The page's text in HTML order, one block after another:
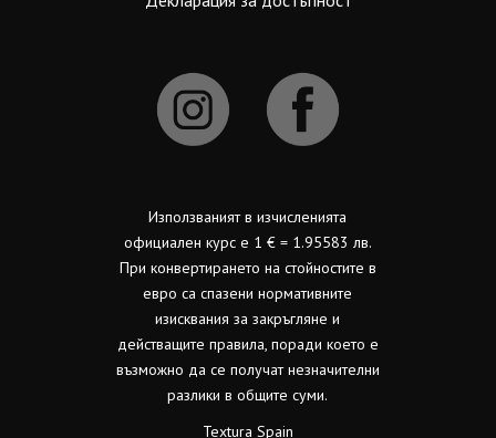
Използваният в изчисленията
официален курс е 1 € = 1.95583 лв.
При конвертирането на стойностите в
евро са спазени нормативните
изисквания за закръгляне и
действащите правила, поради което е
възможно да се получат незначителни
разлики в общите суми.
Textura Spain